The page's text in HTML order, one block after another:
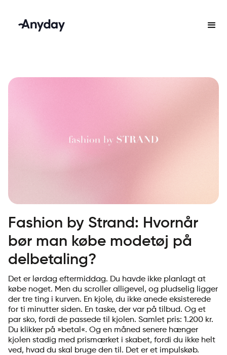
Fashion by Strand: Hvornår
bør man købe modetøj på
delbetaling?
Det er lørdag eftermiddag. Du havde ikke planlagt at
købe noget. Men du scroller alligevel, og pludselig ligger
der tre ting i kurven. En kjole, du ikke anede eksisterede
for ti minutter siden. En taske, der var på tilbud. Og et
par sko, fordi de passede til kjolen. Samlet pris: 1.200 kr.
Du klikker på »betal«. Og en måned senere hænger
kjolen stadig med prismærket i skabet, fordi du ikke helt
ved, hvad du skal bruge den til. Det er et impulskøb.